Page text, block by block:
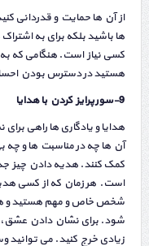
از آن ها حمایت و قدردانی
ها باشید بلکه برای به
کسی نیاز است. هنگامی که
هستید در دسترس بودن
9-سورپرایز کردن با هدایا
هدایا و یادگاری ها راهی
آن ها چه در مناسبت ها و چه
کمک کنند. هدیه دادن چیز
است. هر زمان که از کسی
شخص خاص و مهم هستید و
شود. برای نشان دادن عشق،
زیادی خرج کنید. می توانید